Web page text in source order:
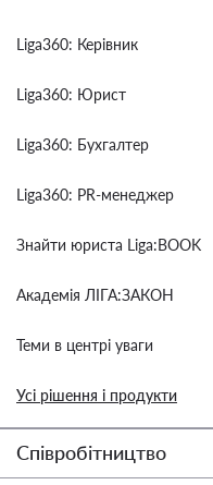
Liga360: Керівник
Liga360: Юрист
Liga360: Бухгалтер
Liga360: PR-менеджер
Знайти юриста Liga:BOOK
Академія ЛІГА:ЗАКОН
Теми в центрі уваги
Усі рішення і продукти
Співробітництво